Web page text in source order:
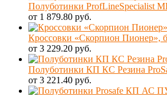
Полуботинки
от 1 879.80 руб.
Кроссовки «Скорпион Пионер»,
от 3 229.20 руб.
Полуботинки КП КС Резина
от 3 221.40 руб.